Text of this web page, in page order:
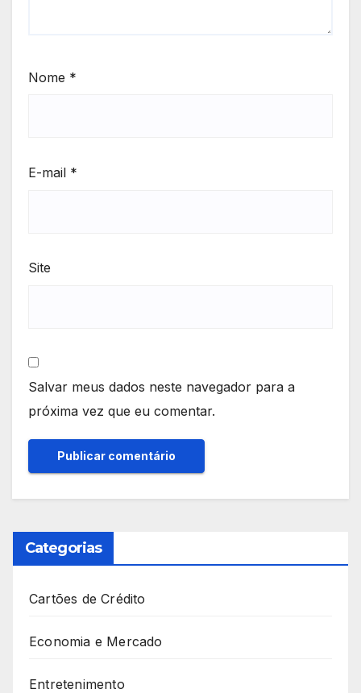
Nome *
E-mail *
Site
Salvar meus dados neste navegador para a
próxima vez que eu comentar.
Categorias
Cartões de Crédito
Economia e Mercado
Entretenimento